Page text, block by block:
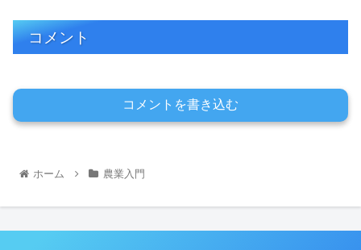
コメント
コメントを書き込む
ホーム 農業入門